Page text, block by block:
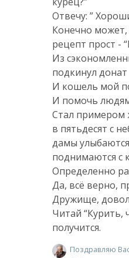
Отвечу: ”
Конечно может,
рецепт прост -
Из
подкинул донат
И кошель мой
И помочь
Стал
в пятьдесят с
дамы
поднимаются с
Определенно
Да, всё верно,
Дружище,
Читай “Курить,
получится.
Поздравляю